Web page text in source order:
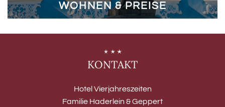
WOHNEN & PREISE
KONTAKT
Hotel Vierjahreszeiten
Familie Haderlein & Geppert